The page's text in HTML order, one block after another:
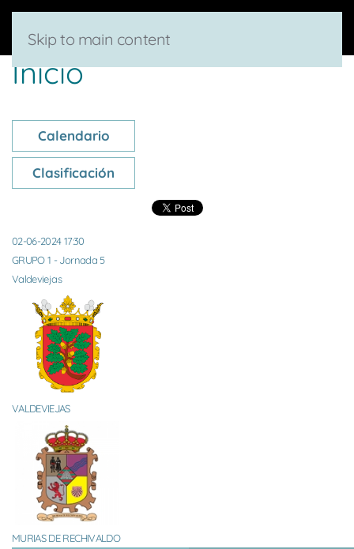
Skip to main content
Inicio
Calendario
Clasificación
02-06-2024 17:30
GRUPO 1 - Jornada 5
Valdeviejas
VALDEVIEJAS
MURIAS DE RECHIVALDO